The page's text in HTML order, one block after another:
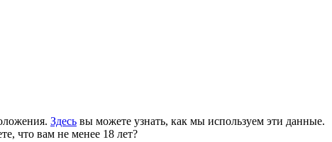
Здесь вы можете узнать, как мы используем эти данные.
что вам не менее 18 лет?